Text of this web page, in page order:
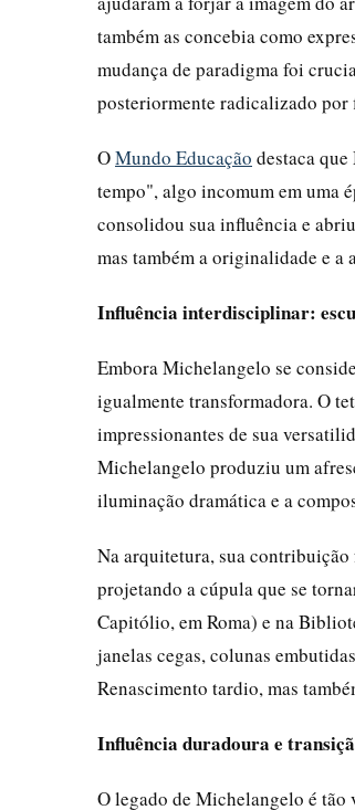
também as concebia como
mudança de paradigma foi
posteriormente radicalizado por
OMundo Educação destaca
tempo", algo incomum em uma
consolidou sua influência e
mas também a originalidade e a
Influência interdisciplinar:
Embora Michelangelo se
igualmente transformadora. O
impressionantes de sua
Michelangelo produziu um
iluminação dramática e a
Na arquitetura, sua
projetando a cúpula que se
Capitólio, em Roma) e na
janelas cegas, colunas
Renascimento tardio, mas
Influência duradoura e
O legado de Michelangelo é